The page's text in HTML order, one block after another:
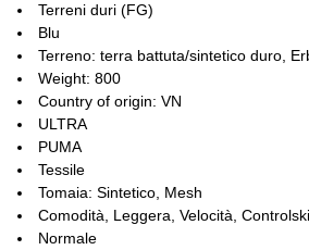
Terreni duri (FG)
Blu
Terreno: terra battuta/sintetico duro,
Weight: 800
Country of origin: VN
ULTRA
PUMA
Tessile
Tomaia: Sintetico, Mesh
Comodità, Leggera, Velocità,
Normale